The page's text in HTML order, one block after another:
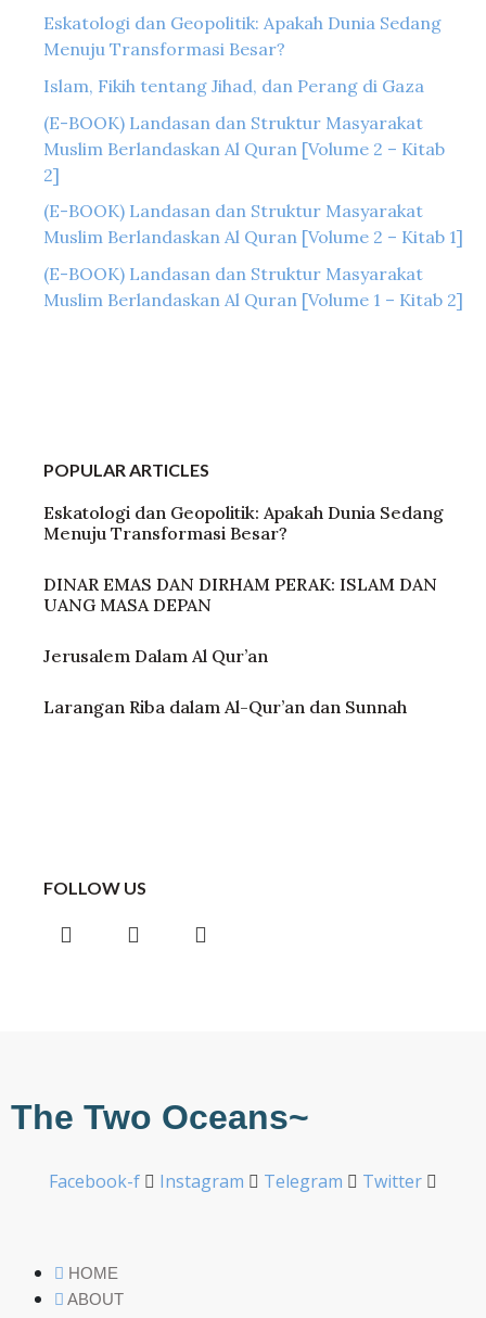
Eskatologi dan Geopolitik: Apakah Dunia Sedang
Menuju Transformasi Besar?
Islam, Fikih tentang Jihad, dan Perang di Gaza
(E-BOOK) Landasan dan Struktur Masyarakat
Muslim Berlandaskan Al Quran [Volume 2 – Kitab
2]
(E-BOOK) Landasan dan Struktur Masyarakat
Muslim Berlandaskan Al Quran [Volume 2 – Kitab 1]
(E-BOOK) Landasan dan Struktur Masyarakat
Muslim Berlandaskan Al Quran [Volume 1 – Kitab 2]
POPULAR ARTICLES
Eskatologi dan Geopolitik: Apakah Dunia Sedang
Menuju Transformasi Besar?
DINAR EMAS DAN DIRHAM PERAK: ISLAM DAN
UANG MASA DEPAN
Jerusalem Dalam Al Qur’an
Larangan Riba dalam Al-Qur’an dan Sunnah
FOLLOW US
Instagram
FacebookTelegram
The Two Oceans~
Facebook-f Instagram Telegram Twitter
HOME
ABOUT